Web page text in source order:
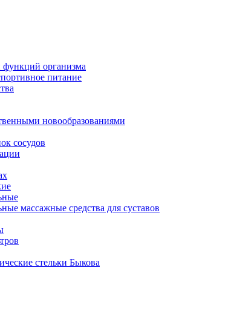
функций организма
питание
новообразованиями
сосудов
массажные средства для суставов
стельки Быкова